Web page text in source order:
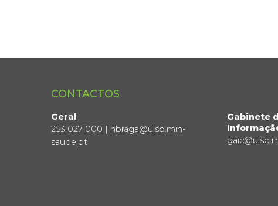
CONTACTOS
Geral
253 027 000 | hbraga@ulsb.min-
saude.pt
Gabinete